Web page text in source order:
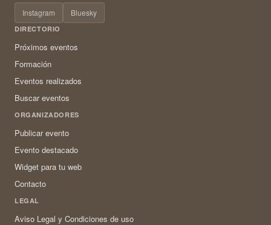
Instagram Bluesky
DIRECTORIO
Próximos eventos
Formación
Eventos realizados
Buscar eventos
ORGANIZADORES
Publicar evento
Evento destacado
Widget para tu web
Contacto
LEGAL
Aviso Legal y Condiciones de uso